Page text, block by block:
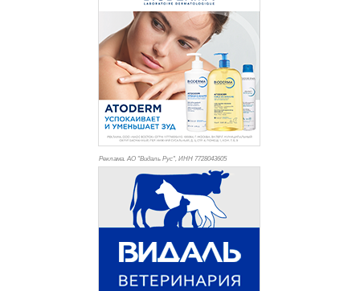
Реклама. АО "Видаль Рус", ИНН 7728043605